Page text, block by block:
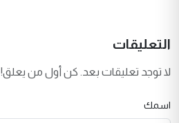
التعليقات
لا توجد تعليقات بعد. كن أول من يعلق!
اسمك